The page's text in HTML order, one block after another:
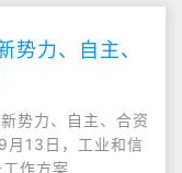
势力、自主、
势力、自主、合资
月13日，工业和信
作方案